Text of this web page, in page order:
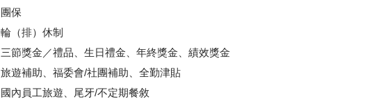
團保
輪（排）休制
三節獎金／禮品、生日禮金、年終獎金、績效獎金
旅遊補助、福委會/社團補助、全勤津貼
國內員工旅遊、尾牙/不定期餐敘